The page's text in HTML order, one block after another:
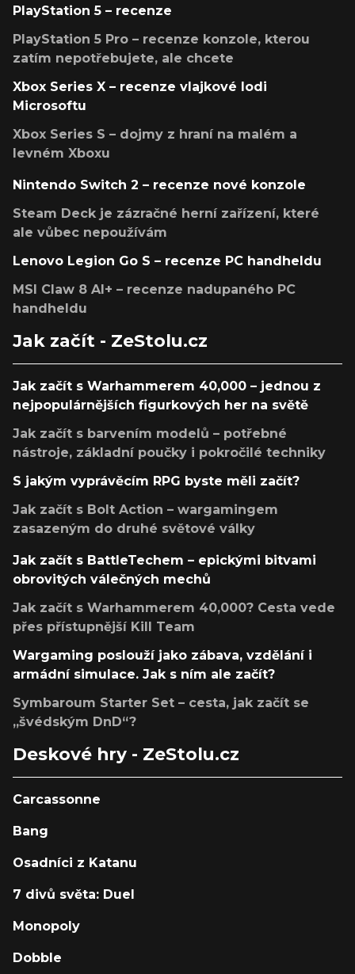
PlayStation 5 – recenze
PlayStation 5 Pro – recenze konzole, kterou
zatím nepotřebujete, ale chcete
Xbox Series X – recenze vlajkové lodi
Microsoftu
Xbox Series S – dojmy z hraní na malém a
levném Xboxu
Nintendo Switch 2 – recenze nové konzole
Steam Deck je zázračné herní zařízení, které
ale vůbec nepoužívám
Lenovo Legion Go S – recenze PC handheldu
MSI Claw 8 AI+ – recenze nadupaného PC
handheldu
Jak začít - ZeStolu.cz
Jak začít s Warhammerem 40,000 – jednou z
nejpopulárnějších figurkových her na světě
Jak začít s barvením modelů – potřebné
nástroje, základní poučky i pokročilé techniky
S jakým vyprávěcím RPG byste měli začít?
Jak začít s Bolt Action – wargamingem
zasazeným do druhé světové války
Jak začít s BattleTechem – epickými bitvami
obrovitých válečných mechů
Jak začít s Warhammerem 40,000? Cesta vede
přes přístupnější Kill Team
Wargaming poslouží jako zábava, vzdělání i
armádní simulace. Jak s ním ale začít?
Symbaroum Starter Set – cesta, jak začít se
„švédským DnD“?
Deskové hry - ZeStolu.cz
Carcassonne
Bang
Osadníci z Katanu
7 divů světa: Duel
Monopoly
Dobble